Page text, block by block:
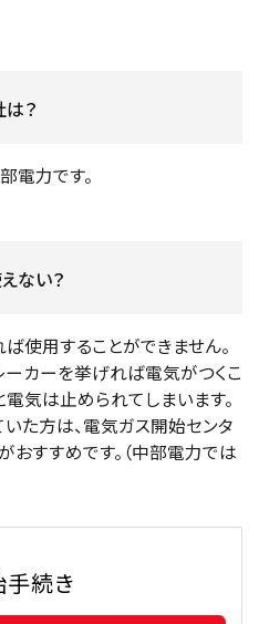
？
電力です。
ない？
使用することができません。
ーカーを挙げれば電気がつくこ
気は止められてしまいます。
た方は、電気ガス開始センタ
おすすめです。（中部電力では
手続き